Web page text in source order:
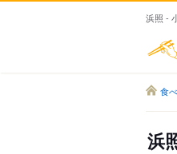
浜照 -
食
浜